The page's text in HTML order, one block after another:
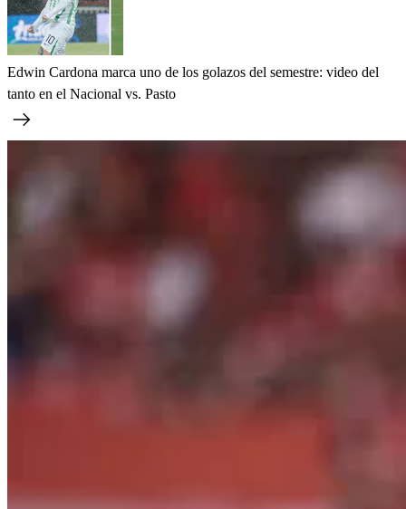
Edwin Cardona marca uno de los golazos del semestre: video del
tanto en el Nacional vs. Pasto